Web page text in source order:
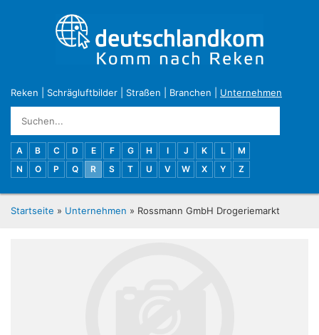
Reken Schrägluftbilder Straßen Branchen Unternehmen
A B C D E F G H I J K L
M
N
O P Q R S T U V W X Y Z
Startseite » Unternehmen » Rossmann GmbH Drogeriemarkt